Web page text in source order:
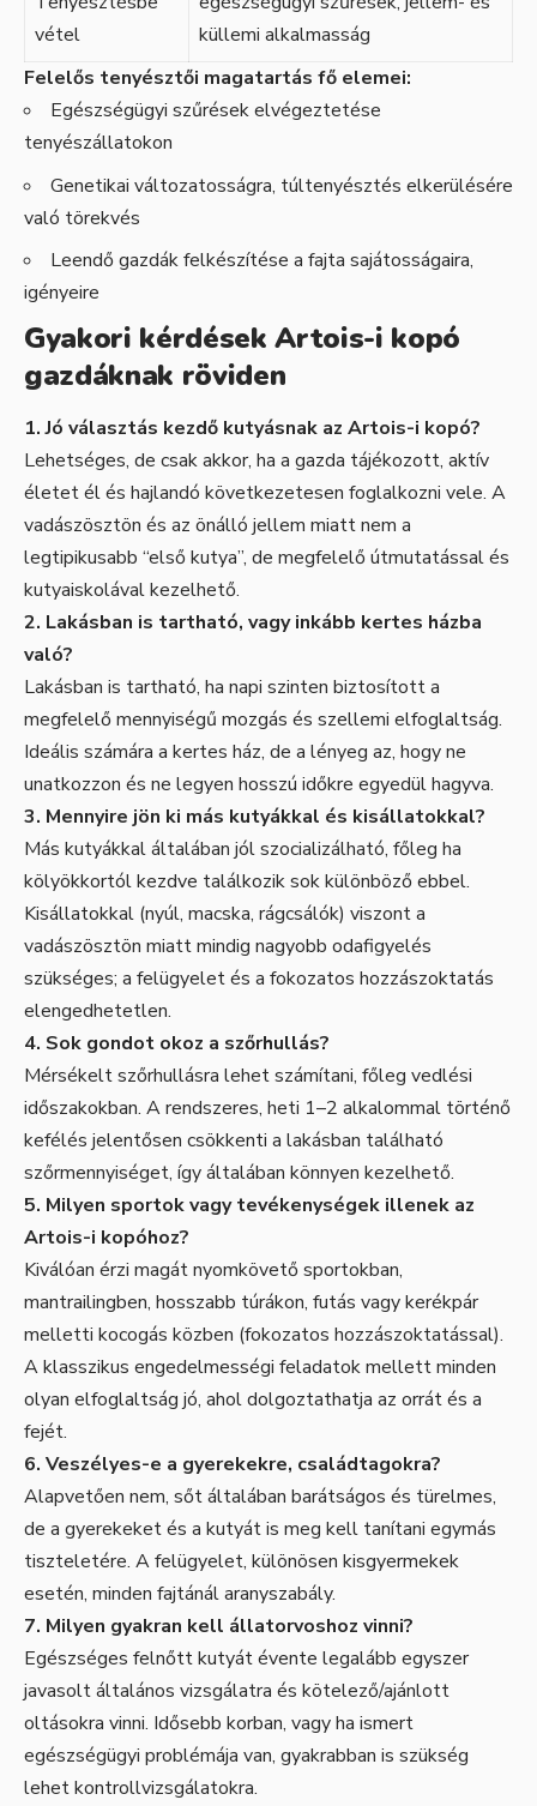
vétel
küllemi alkalmasság
Felelős tenyésztői magatartás fő elemei:
Egészségügyi szűrések elvégeztetése
tenyészállatokon
Genetikai változatosságra, túltenyésztés elkerülésére
való törekvés
Leendő gazdák felkészítése a fajta sajátosságaira,
igényeire
Gyakori kérdések Artois-i kopó
gazdáknak röviden
1. Jó választás kezdő kutyásnak az Artois-i kopó?
Lehetséges, de csak akkor, ha a gazda tájékozott, aktív
életet él és hajlandó következetesen foglalkozni vele. A
vadászösztön és az önálló jellem miatt nem a
legtipikusabb “első kutya”, de megfelelő útmutatással és
kutyaiskolával kezelhető.
2. Lakásban is tartható, vagy inkább kertes házba
való?
Lakásban is tartható, ha napi szinten biztosított a
megfelelő mennyiségű mozgás és szellemi elfoglaltság.
Ideális számára a kertes ház, de a lényeg az, hogy ne
unatkozzon és ne legyen hosszú időkre egyedül hagyva.
3. Mennyire jön ki más kutyákkal és kisállatokkal?
Más kutyákkal általában jól szocializálható, főleg ha
kölyökkortól kezdve találkozik sok különböző ebbel.
Kisállatokkal (nyúl, macska, rágcsálók) viszont a
vadászösztön miatt mindig nagyobb odafigyelés
szükséges; a felügyelet és a fokozatos hozzászoktatás
elengedhetetlen.
4. Sok gondot okoz a szőrhullás?
Mérsékelt szőrhullásra lehet számítani, főleg vedlési
időszakokban. A rendszeres, heti 1–2 alkalommal történő
kefélés jelentősen csökkenti a lakásban található
szőrmennyiséget, így általában könnyen kezelhető.
5. Milyen sportok vagy tevékenységek illenek az
Artois-i kopóhoz?
Kiválóan érzi magát nyomkövető sportokban,
mantrailingben, hosszabb túrákon, futás vagy kerékpár
melletti kocogás közben (fokozatos hozzászoktatással).
A klasszikus engedelmességi feladatok mellett minden
olyan elfoglaltság jó, ahol dolgoztathatja az orrát és a
fejét.
6. Veszélyes-e a gyerekekre, családtagokra?
Alapvetően nem, sőt általában barátságos és türelmes,
de a gyerekeket és a kutyát is meg kell tanítani egymás
tiszteletére. A felügyelet, különösen kisgyermekek
esetén, minden fajtánál aranyszabály.
7. Milyen gyakran kell állatorvoshoz vinni?
Egészséges felnőtt kutyát évente legalább egyszer
javasolt általános vizsgálatra és kötelező/ajánlott
oltásokra vinni. Idősebb korban, vagy ha ismert
egészségügyi problémája van, gyakrabban is szükség
lehet kontrollvizsgálatokra.